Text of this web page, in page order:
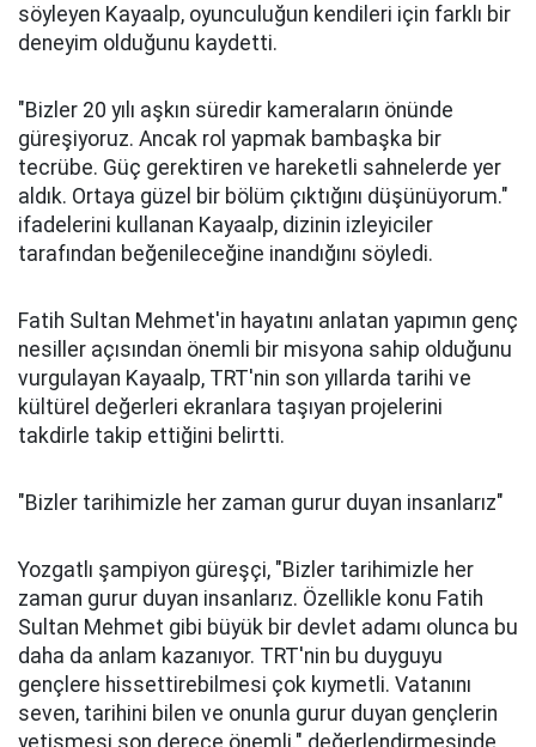
söyleyen Kayaalp, oyunculuğun kendileri için farklı bir
deneyim olduğunu kaydetti.
"Bizler 20 yılı aşkın süredir kameraların önünde
güreşiyoruz. Ancak rol yapmak bambaşka bir
tecrübe. Güç gerektiren ve hareketli sahnelerde yer
aldık. Ortaya güzel bir bölüm çıktığını düşünüyorum."
ifadelerini kullanan Kayaalp, dizinin izleyiciler
tarafından beğenileceğine inandığını söyledi.
Fatih Sultan Mehmet'in hayatını anlatan yapımın genç
nesiller açısından önemli bir misyona sahip olduğunu
vurgulayan Kayaalp, TRT'nin son yıllarda tarihi ve
kültürel değerleri ekranlara taşıyan projelerini
takdirle takip ettiğini belirtti.
"Bizler tarihimizle her zaman gurur duyan insanlarız"
Yozgatlı şampiyon güreşçi, "Bizler tarihimizle her
zaman gurur duyan insanlarız. Özellikle konu Fatih
Sultan Mehmet gibi büyük bir devlet adamı olunca bu
daha da anlam kazanıyor. TRT'nin bu duyguyu
gençlere hissettirebilmesi çok kıymetli. Vatanını
seven, tarihini bilen ve onunla gurur duyan gençlerin
yetişmesi son derece önemli." değerlendirmesinde